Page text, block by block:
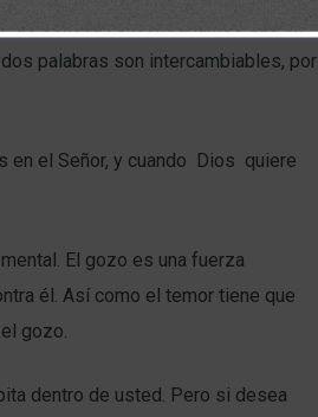
Jehová”, encontraríamos que en
palabras son intercambiables, por
en el Señor, y cuando Dios quiere
El gozo es una fuerza
él. Así como el temor tiene que
gozo.
dentro de usted. Pero si desea